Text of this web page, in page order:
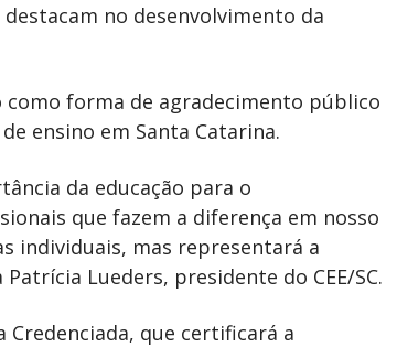
no desenvolvimento da
como forma de agradecimento público
ensino em Santa Catarina.
da educação para o
que fazem a diferença em nosso
individuais, mas representará a
Lueders, presidente do CEE/SC.
Credenciada, que certificará a